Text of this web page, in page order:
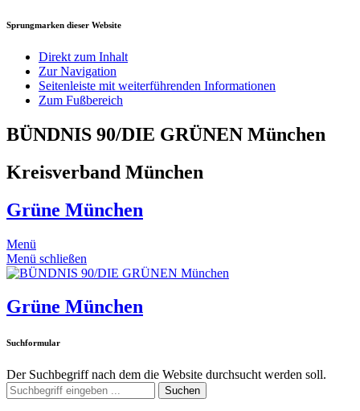
Sprungmarken dieser Website
Direkt zum Inhalt
Zur Navigation
Seitenleiste mit weiterführenden Informationen
Zum Fußbereich
BÜNDNIS 90/DIE GRÜNEN München
Kreisverband München
Grüne München
Menü
Menü schließen
Grüne München
Suchformular
Der Suchbegriff nach dem die Website durchsucht werden soll.
Suchen